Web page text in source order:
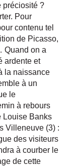
préciosité ?
Pour
contenu tel
de Picasso,
Quand on a
ardente et
la naissance
à un
le
à rebours
Louise Banks
Villeneuve (3) :
des visiteurs
à courber le
de cette